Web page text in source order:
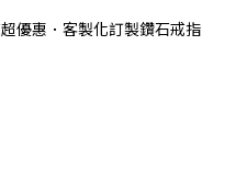
優惠．客製化訂製鑽石戒指